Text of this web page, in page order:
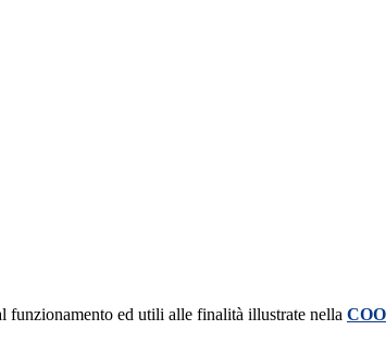
funzionamento ed utili alle finalità illustrate nella